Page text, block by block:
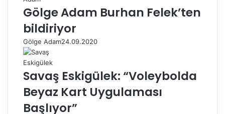
Gölge Adam Burhan Felek’ten
bildiriyor
Gölge Adam24.09.2020
Savaş Eskigülek: “Voleybolda
Beyaz Kart Uygulaması
Başlıyor”